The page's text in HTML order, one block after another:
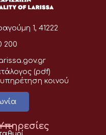
1, 41222
200
(pdf)
κοινού